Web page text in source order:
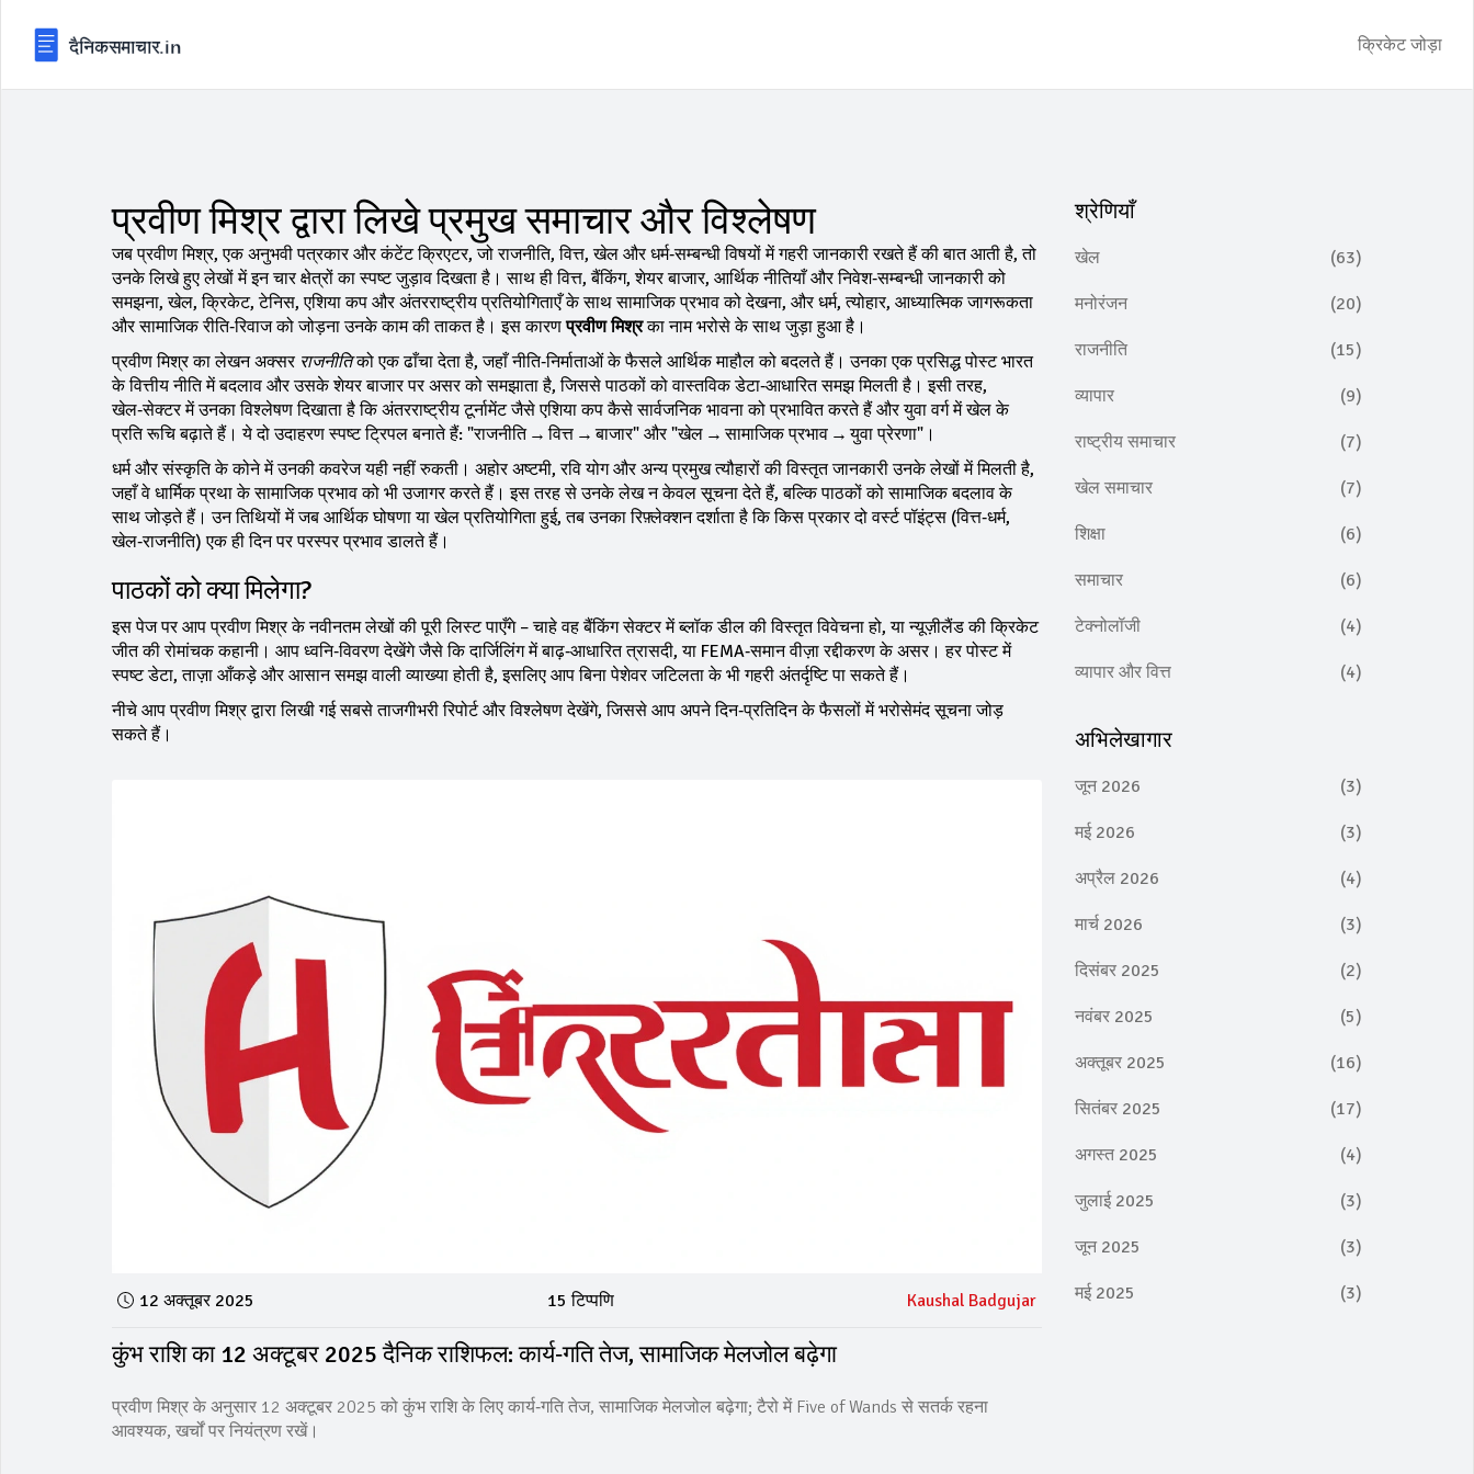
क्रिकेट जोड़ा
प्रवीण मिश्र द्वारा लिखे प्रमुख समाचार और विश्लेषण
जबप्रवीण मिश्र,एक अनुभवी पत्रकार और कंटेंट क्रिएटर, जो राजनीति, वित्त, खेल और धर्म‑सम्बन्धी विषयों में गहरी जानकारी रखते हैंकी बात आती है, तो
उनके लिखे हुए लेखों में इन चार क्षेत्रों का स्पष्ट जुड़ाव दिखता है। साथ हीवित्त,बैंकिंग, शेयर बाजार, आर्थिक नीतियाँ और निवेश‑सम्बन्धी जानकारीको
समझना,खेल,क्रिकेट, टेनिस, एशिया कप और अंतरराष्ट्रीय प्रतियोगिताएँके साथ सामाजिक प्रभाव को देखना, औरधर्म,त्योहार, आध्यात्मिक जागरूकता
और सामाजिक रीति‑रिवाजको जोड़ना उनके काम की ताकत है। इस कारणप्रवीण मिश्रका नाम भरोसे के साथ जुड़ा हुआ है।
प्रवीण मिश्र का लेखन अक्सर राजनीतिको एक ढाँचा देता है, जहाँ नीति‑निर्माताओं के फैसले आर्थिक माहौल को बदलते हैं। उनका एक प्रसिद्ध पोस्ट भारत
के वित्तीय नीति में बदलाव और उसके शेयर बाजार पर असर को समझाता है, जिससे पाठकों को वास्तविक डेटा‑आधारित समझ मिलती है। इसी तरह,
खेल‑सेक्टर में उनका विश्लेषण दिखाता है कि अंतरराष्ट्रीय टूर्नामेंट जैसे एशिया कप कैसे सार्वजनिक भावना को प्रभावित करते हैं और युवा वर्ग में खेल के
प्रति रूचि बढ़ाते हैं। ये दो उदाहरण स्पष्ट ट्रिपल बनाते हैं: "राजनीति → वित्त → बाजार" और "खेल → सामाजिक प्रभाव → युवा प्रेरणा"।
धर्म और संस्कृति के कोने में उनकी कवरेज यही नहीं रुकती। अहोर अष्टमी, रवि योग और अन्य प्रमुख त्यौहारों की विस्तृत जानकारी उनके लेखों में मिलती है,
जहाँ वे धार्मिक प्रथा के सामाजिक प्रभाव को भी उजागर करते हैं। इस तरह से उनके लेख न केवल सूचना देते हैं, बल्कि पाठकों को सामाजिक बदलाव के
साथ जोड़ते हैं। उन तिथियों में जब आर्थिक घोषणा या खेल प्रतियोगिता हुई, तब उनका रिफ़्लेक्शन दर्शाता है कि किस प्रकार दो वर्स्ट पॉइंट्स (वित्त‑धर्म,
खेल‑राजनीति) एक ही दिन पर परस्पर प्रभाव डालते हैं।
पाठकों को क्या मिलेगा?
इस पेज पर आप प्रवीण मिश्र के नवीनतम लेखों की पूरी लिस्ट पाएँगे – चाहे वह बैंकिंग सेक्टर में ब्लॉक डील की विस्तृत विवेचना हो, या न्यूज़ीलैंड की क्रिकेट
जीत की रोमांचक कहानी। आप ध्वनि‑विवरण देखेंगे जैसे कि दार्जिलिंग में बाढ़‑आधारित त्रासदी, या FEMA‑समान वीज़ा रद्दीकरण के असर। हर पोस्ट में
स्पष्ट डेटा, ताज़ा आँकड़े और आसान समझ वाली व्याख्या होती है, इसलिए आप बिना पेशेवर जटिलता के भी गहरी अंतर्दृष्टि पा सकते हैं।
नीचे आप प्रवीण मिश्र द्वारा लिखी गई सबसे ताजगीभरी रिपोर्ट और विश्लेषण देखेंगे, जिससे आप अपने दिन‑प्रतिदिन के फैसलों में भरोसेमंद सूचना जोड़
सकते हैं।
12 अक्तूबर 2025 15 टिप्पणि Kaushal Badgujar
कुंभ राशि का 12 अक्टूबर 2025 दैनिक राशिफल: कार्य‑गति तेज, सामाजिक मेलजोल बढ़ेगा
प्रवीण मिश्र के अनुसार 12 अक्टूबर 2025 को कुंभ राशि के लिए कार्य‑गति तेज, सामाजिक मेलजोल बढ़ेगा; टैरो में Five of Wands से सतर्क रहना
आवश्यक, खर्चों पर नियंत्रण रखें।
श्रेणियाँ
खेल (63)
मनोरंजन (20)
राजनीति (15)
व्यापार (9)
राष्ट्रीय समाचार (7)
खेल समाचार (7)
शिक्षा (6)
समाचार (6)
टेक्नोलॉजी (4)
व्यापार और वित्त (4)
अभिलेखागार
जून 2026 (3)
मई 2026 (3)
अप्रैल 2026 (4)
मार्च 2026 (3)
दिसंबर 2025 (2)
नवंबर 2025 (5)
अक्तूबर 2025 (16)
सितंबर 2025 (17)
अगस्त 2025 (4)
जुलाई 2025 (3)
जून 2025 (3)
मई 2025 (3)